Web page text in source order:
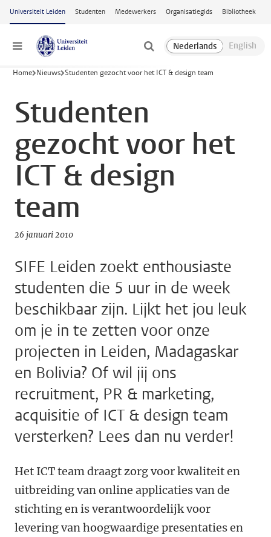
Ga naar hoofdinhoud
Universiteit Leiden Studenten Medewerkers Organisatiegids Bibliotheek
Menu
Home Nieuws Studenten gezocht voor het ICT & design team
Studenten
gezocht voor het
ICT & design
team
26 januari 2010
SIFE Leiden zoekt enthousiaste
studenten die 5 uur in de week
beschikbaar zijn. Lijkt het jou leuk
om je in te zetten voor onze
projecten in Leiden, Madagaskar
en Bolivia? Of wil jij ons
recruitment, PR & marketing,
acquisitie of ICT & design team
versterken? Lees dan nu verder!
Het ICT team draagt zorg voor kwaliteit en
uitbreiding van online applicaties van de
stichting en is verantwoordelijk voor
levering van hoogwaardige presentaties en